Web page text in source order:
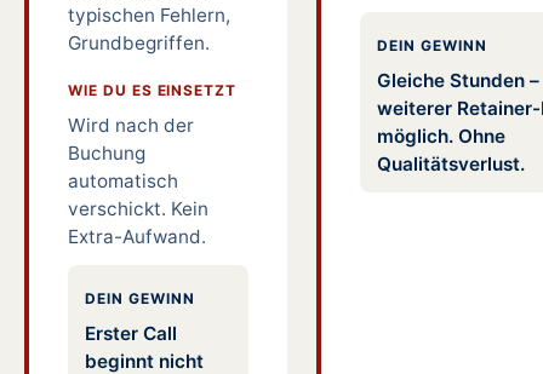
typischen Fehlern,
Grundbegriffen.
WIE DU ES EINSETZT
Wird nach der
Buchung
automatisch
verschickt. Kein
Extra-Aufwand.
DEIN GEWINN
Erster Call
beginnt nicht
DEIN GEWINN
Gleiche Stunden
weiterer Retainer-
möglich. Ohne
Qualitätsverlust.